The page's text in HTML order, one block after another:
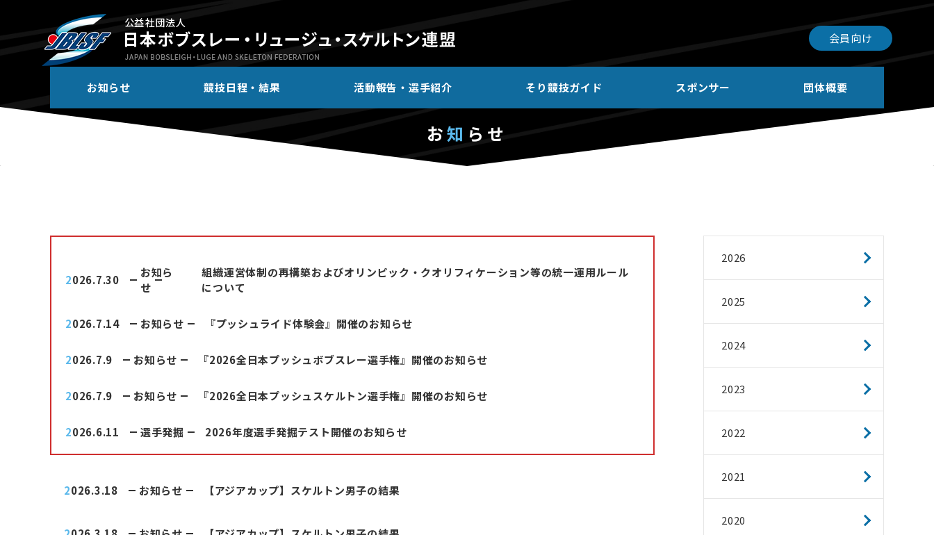
会員向け
お知らせ 競技日程・結果 活動報告・選手紹介 そり競技ガイド スポンサー 団体概要
お知 らせ
2026.7.30
お知ら
せ
組織運営体制の再構築およびオリンピック・クオリフィケーション等の統一運用ルール
について
2026.7.14 お知らせ 『プッシュライド体験会』開催のお知らせ
2026.7.9 お知らせ 『2026全日本プッシュボブスレー選手権』開催のお知らせ
2026.7.9 お知らせ 『2026全日本プッシュスケルトン選手権』開催のお知らせ
2026.6.11 選手発掘 2026年度選手発掘テスト開催のお知らせ
2026.3.18 お知らせ 【アジアカップ】スケルトン男子の結果
2026
2025
2024
2023
2022
2021
2020